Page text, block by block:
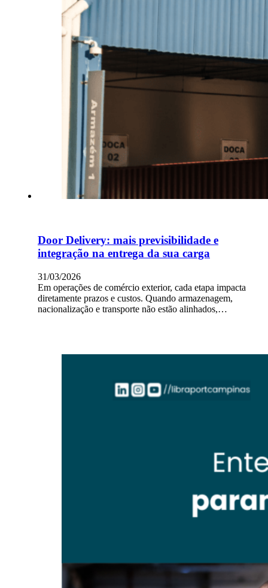
Door Delivery: mais previsibilidade e
integração na entrega da sua carga
31/03/2026
Em operações de comércio exterior, cada etapa impacta
diretamente prazos e custos. Quando armazenagem,
nacionalização e transporte não estão alinhados,…